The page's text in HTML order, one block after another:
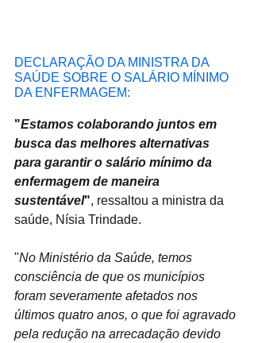
DECLARAÇÃO DA MINISTRA DA
SAÚDE SOBRE O SALÁRIO MÍNIMO
DA ENFERMAGEM:
"Estamos colaborando juntos em
busca das melhores alternativas
para garantir o salário mínimo da
enfermagem de maneira
sustentável", ressaltou a ministra da
saúde, Nísia Trindade.
"No Ministério da Saúde, temos
consciência de que os municípios
foram severamente afetados nos
últimos quatro anos, o que foi agravado
pela redução na arrecadação devido